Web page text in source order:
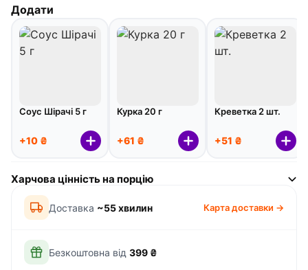
Додати
Соус Шірачі 5 г
+10 ₴
Курка 20 г
+61 ₴
Креветка 2 шт.
+51 ₴
Харчова цінність на порцію
Доставка ~55 хвилин Карта доставки →
Безкоштовна від 399 ₴